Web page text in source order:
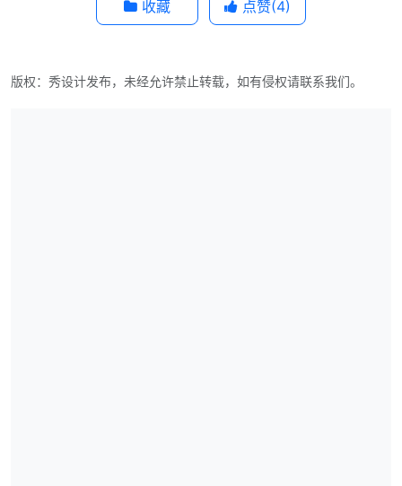
收藏 点赞(4)
版权：秀设计发布，未经允许禁止转载，如有侵权请联系我们。